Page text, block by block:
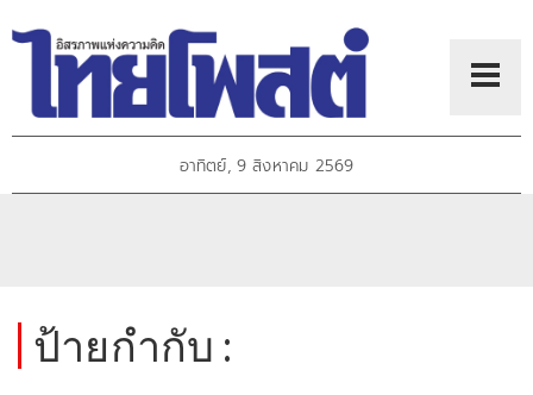
อาทิตย์, 9 สิงหาคม 2569
ป้ายกำกับ :